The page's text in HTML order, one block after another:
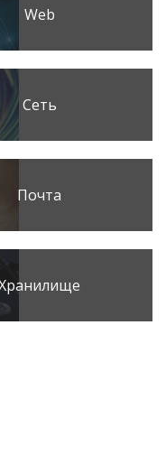
Web
Сеть
Почта